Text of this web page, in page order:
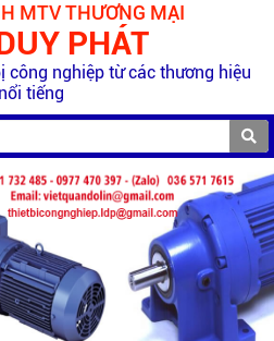
MTV THƯƠNG MẠI
PHÁT
công nghiệp từ các thương hiệu
nổi tiếng